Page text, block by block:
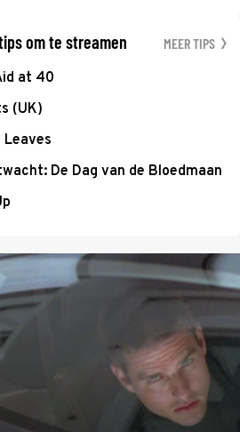
om te streamen MEER TIPS
at 40
(UK)
Leaves
De Dag van de Bloedmaan